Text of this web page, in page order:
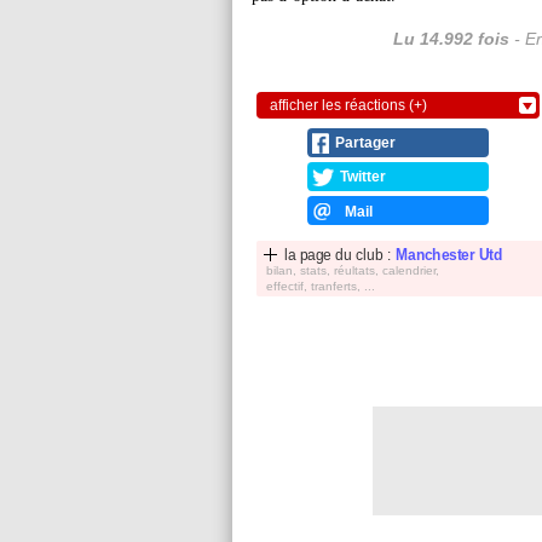
Lu 14.992 fois -
afficher les réactions (+)
Partager
Twitter
Mail
la page du club : Manchester Utd
bilan, stats, réultats, calendrier,
effectif, tranferts, ...